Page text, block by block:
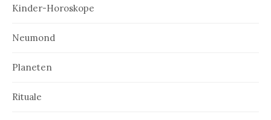
Kinder-Horoskope
Neumond
Planeten
Rituale